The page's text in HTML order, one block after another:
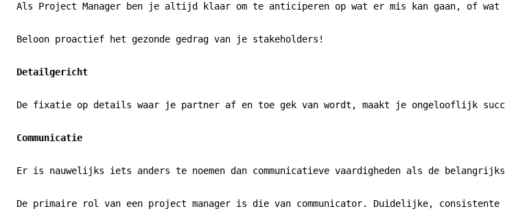
Als Project Manager ben je altijd klaar om te anticiperen op wat er mis kan gaan, of
Beloon proactief het gezonde gedrag van je stakeholders!
Detailgericht
De fixatie op details waar je partner af en toe gek van wordt, maakt je ongelooflijk
Communicatie
Er is nauwelijks iets anders te noemen dan communicatieve vaardigheden als de
De primaire rol van een project manager is die van communicator. Duidelijke,